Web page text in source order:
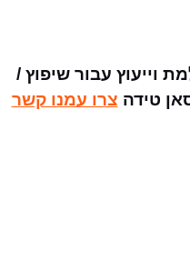
עבור שיפוץ /
טידה צרו עמנו קשר